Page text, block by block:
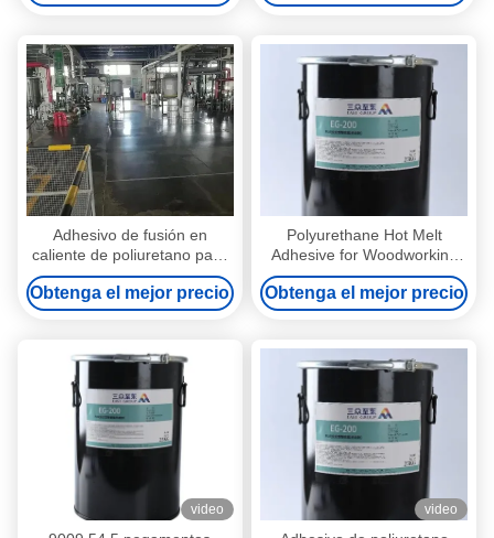
Adhesivo de fusión en
caliente de poliuretano para
laminado de PVC para la
madera EG-801.2
Obtenga el mejor precio
Polyurethane Hot Melt
Adhesive for Woodworking
2kg to 200kg Pails
Obtenga el mejor precio
video video